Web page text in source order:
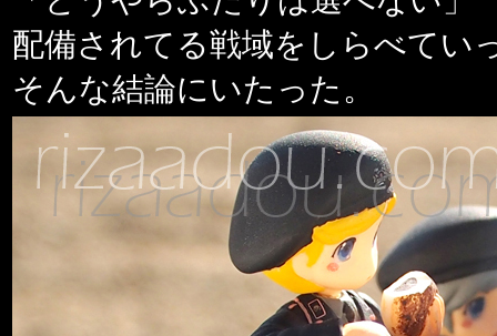
配備されてる戦域をしらべてい
そんな結論にいたった。